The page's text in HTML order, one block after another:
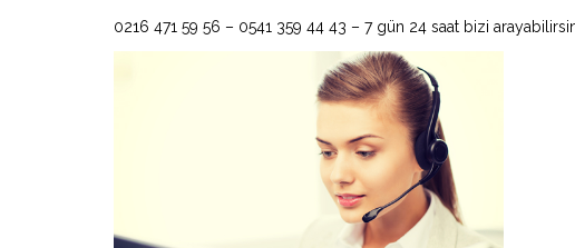
0216 471 59 56 – 0541 359 44 43 – 7 gün 24 saat bizi